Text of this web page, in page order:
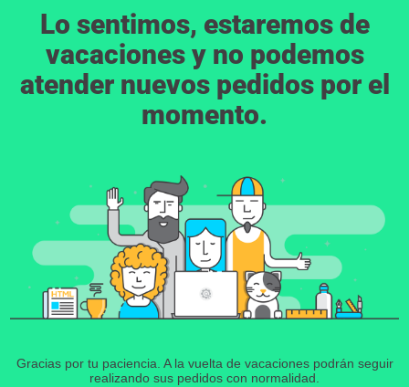
Lo sentimos, estaremos de
vacaciones y no podemos
atender nuevos pedidos por el
momento.
Gracias por tu paciencia. A la vuelta de vacaciones podrán seguir
realizando sus pedidos con normalidad.